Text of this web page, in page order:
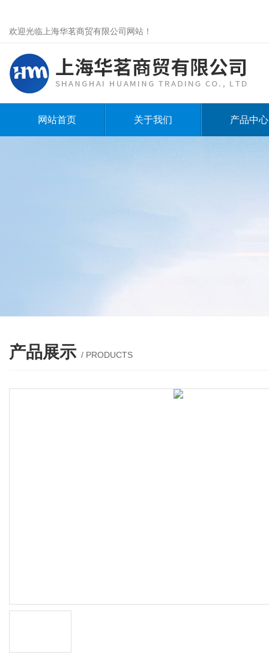
欢迎光临上海华茗商贸有限公司网站！
网站首页 关于我们 产品中心
产品展示 / PRODUCTS